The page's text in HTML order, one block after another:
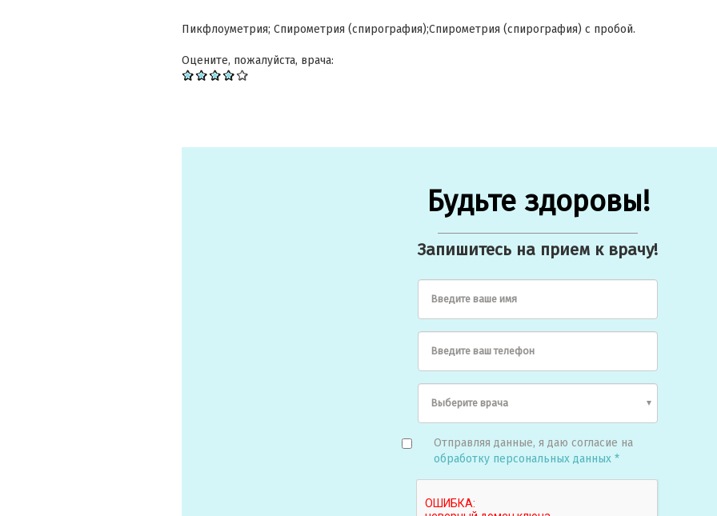
Пикфлоуметрия; Спирометрия (спирография);Спирометрия (спирография) с пробой.
Оцените, пожалуйста, врача:
Будьте здоровы!
Запишитесь на прием к врачу!
Введите ваше имя
Введите ваш телефон
Отправляя данные, я даю согласие на
обработку персональных данных *